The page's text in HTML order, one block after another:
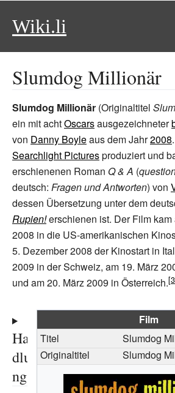
Wiki.li
Slumdog Millionär
Slumdog Millionär (Originaltitel
ein mit achtOscarsausgezeichneter
von Danny Boyleaus dem Jahr2008
Searchlight Picturesproduziert und
erschienenen Roman Q & A (
deutsch: Fragen und Antworten) von
dessen Übersetzung unter dem
Rupien!erschienen ist. Der Film kam
2008 in die US-amerikanischen
5. Dezember 2008 der Kinostart in
2009 in der Schweiz, am 19. März
und am 20. März 2009 in Österreich.
Film
Titel
Slumdog
Originaltitel
Slumdog
Han
dlu
ng